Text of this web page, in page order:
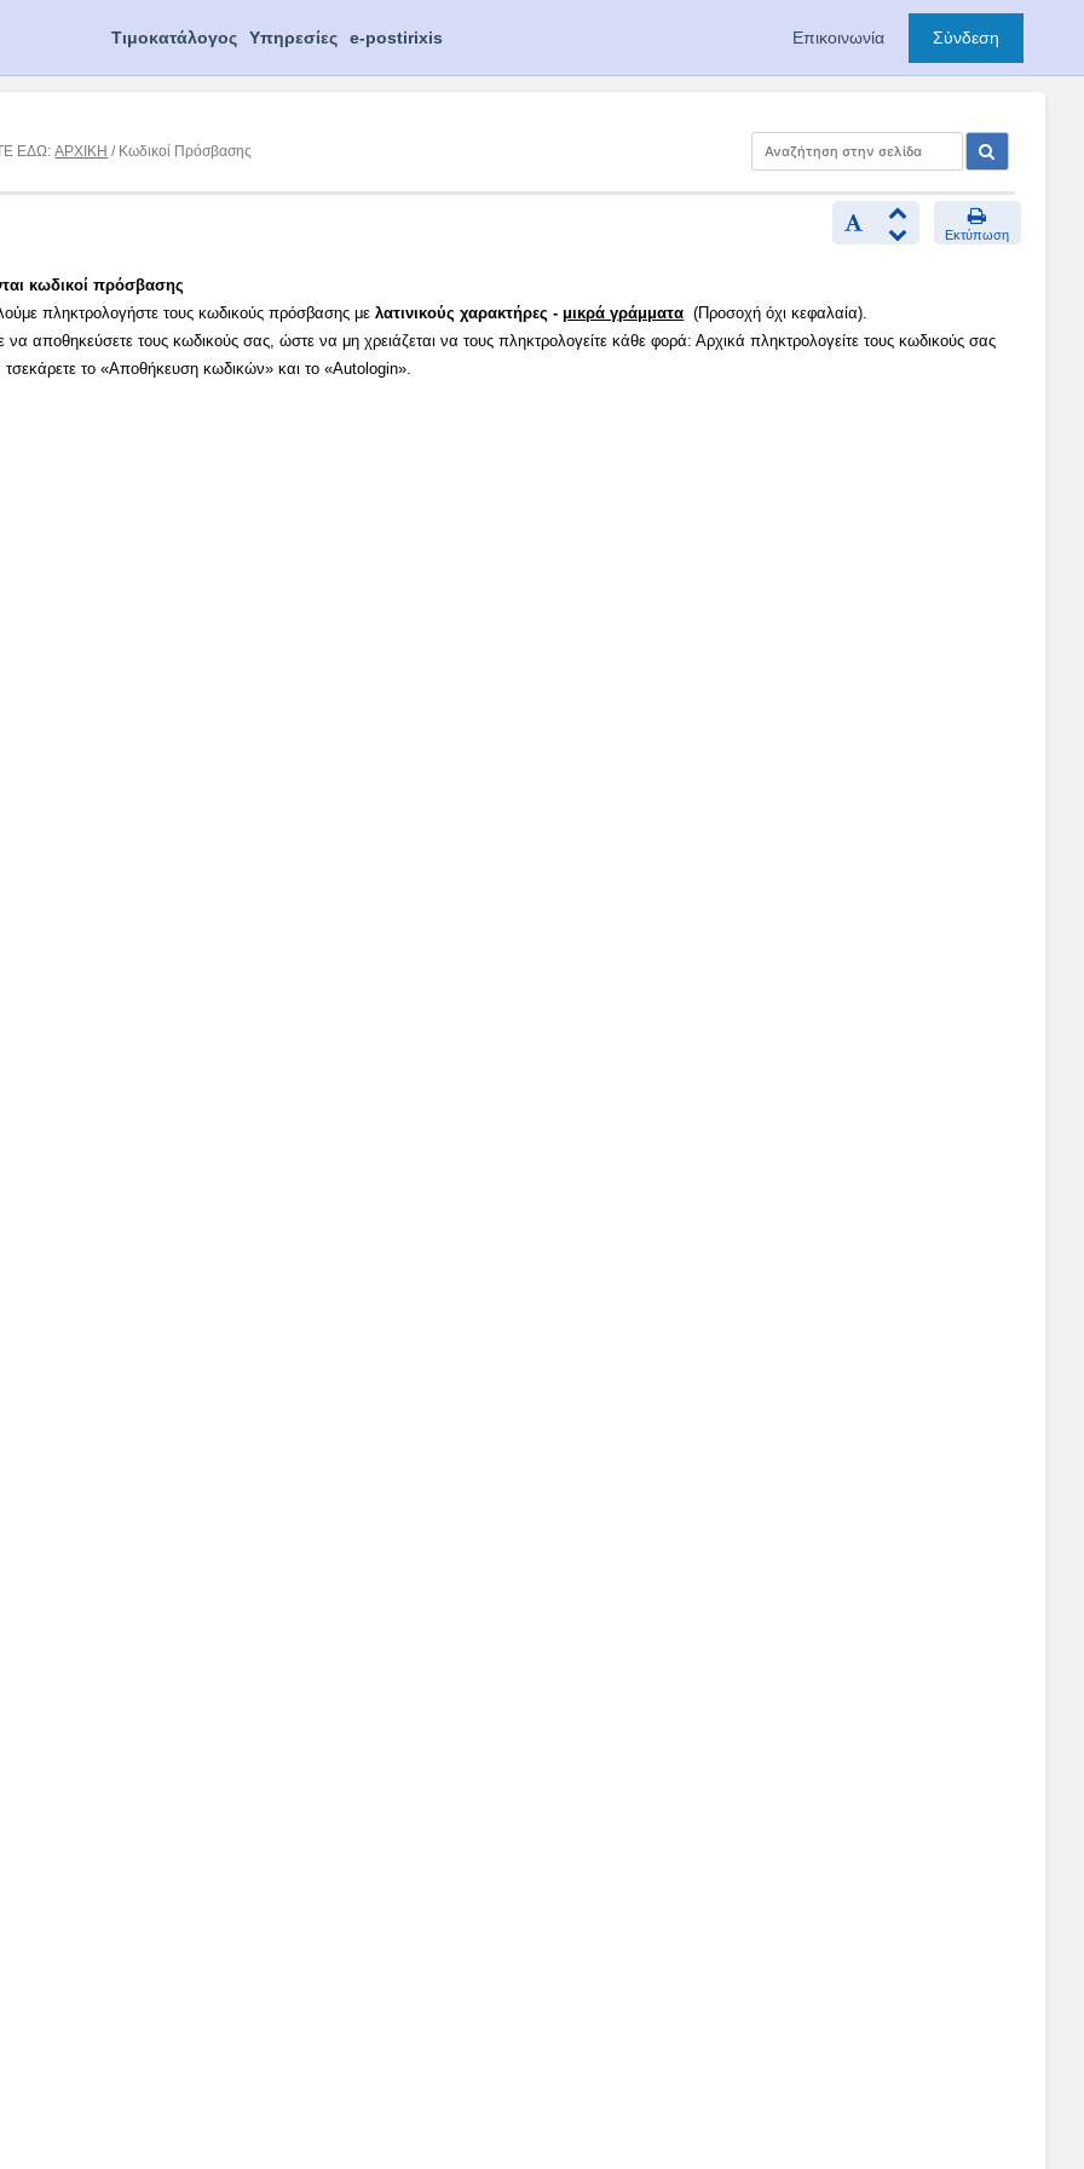
Τιμοκατάλογος Υπηρεσίες e-postirixis Επικοινωνία Σύνδεση
ΕΔΩ:ΑΡΧΙΚΗ / Κωδικοί Πρόσβασης
Εκτύπωση
κωδικοί πρόσβασης
πληκτρολογήστε τους κωδικούς πρόσβασης μελατινικούς χαρακτήρες - μικρά γράμματα (Προσοχή όχι κεφαλαία).
να αποθηκεύσετε τους κωδικούς σας, ώστε να μη χρειάζεται να τους πληκτρολογείτε κάθε φορά: Αρχικά πληκτρολογείτε τους κωδικούς σας
τσεκάρετε το «Αποθήκευση κωδικών» και το «Autologin».